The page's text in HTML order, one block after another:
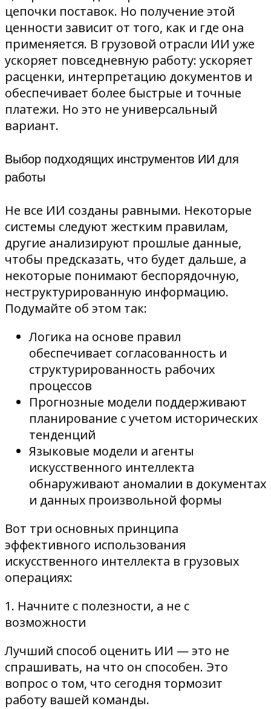
цепочки поставок. Но получение этой
ценности зависит от того, как и где она
применяется. В грузовой отрасли ИИ уже
ускоряет повседневную работу: ускоряет
расценки, интерпретацию документов и
обеспечивает более быстрые и точные
платежи. Но это не универсальный
вариант.
Выбор подходящих инструментов ИИ для
работы
Не все ИИ созданы равными. Некоторые
системы следуют жестким правилам,
другие анализируют прошлые данные,
чтобы предсказать, что будет дальше, а
некоторые понимают беспорядочную,
неструктурированную информацию.
Подумайте об этом так:
Логика на основе правил
обеспечивает согласованность и
структурированность рабочих
процессов
Прогнозные модели поддерживают
планирование с учетом исторических
тенденций
Языковые модели и агенты
искусственного интеллекта
обнаруживают аномалии в документах
и данных произвольной формы
Вот три основных принципа
эффективного использования
искусственного интеллекта в грузовых
операциях:
1. Начните с полезности, а не с
возможности
Лучший способ оценить ИИ — это не
спрашивать, на что он способен. Это
вопрос о том, что сегодня тормозит
работу вашей команды.